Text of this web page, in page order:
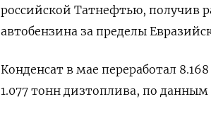
российской Татнефтью, получив
автобензина за пределы
Конденсат в мае переработал
1.077 тонн дизтоплива, по